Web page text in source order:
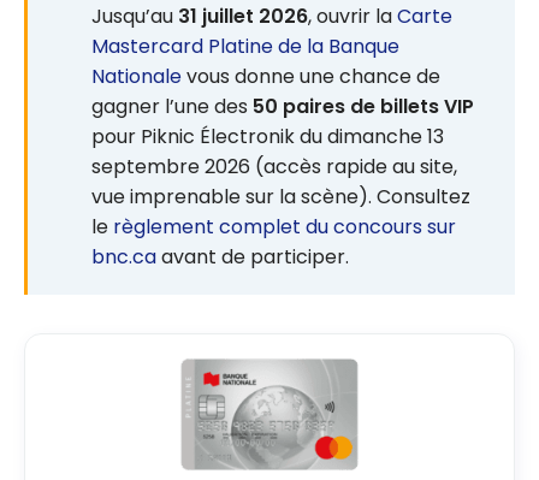
Jusqu’au 31 juillet 2026, ouvrir laCarte
Mastercard Platine de la Banque
Nationalevous donne une chance de
gagner l’une des 50 paires de billets VIP
pour Piknic Électronik du dimanche 13
septembre 2026 (accès rapide au site,
vue imprenable sur la scène). Consultez
le règlement complet du concours sur
bnc.caavant de participer.